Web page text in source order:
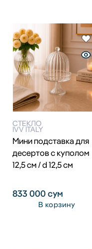
СТЕКЛО
IVV ITALY
Мини подставка для
десертов с куполом
12,5 см / d 12,5 см
833 000сум
В корзину